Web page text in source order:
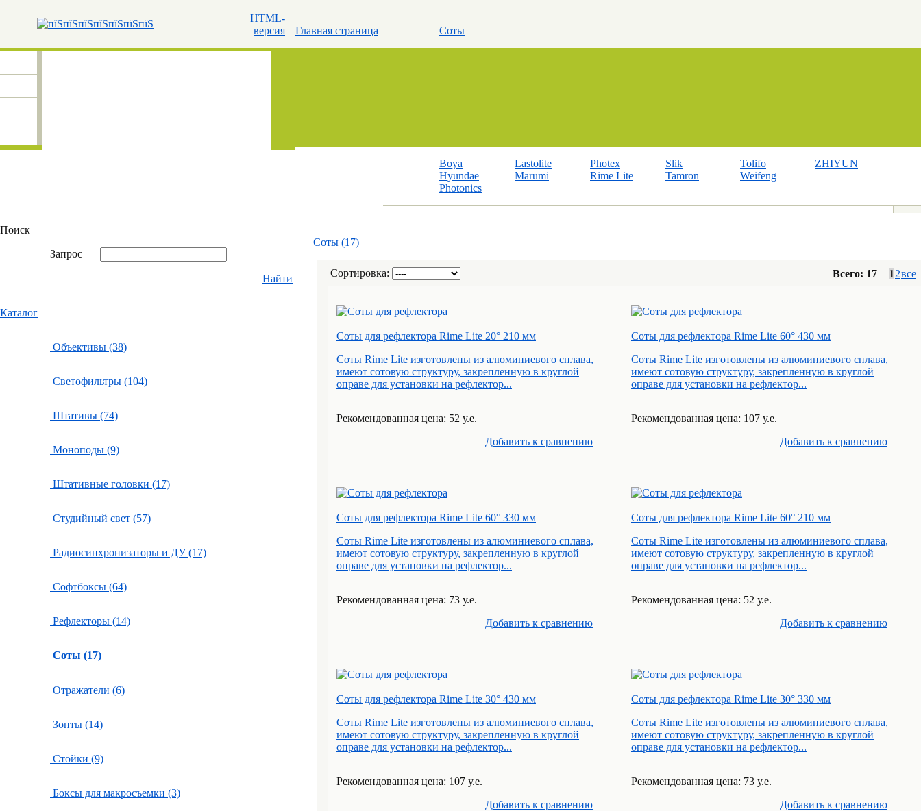
HTML-
версия
Главная страница Соты
Boya
Hyundae
Photonics
Lastolite
Marumi
Photex
Rime Lite
Slik
Tamron
Tolifo
Weifeng
ZHIYUN
Поиск
Запрос
Найти
Каталог
Объективы (38)
Светофильтры (104)
Штативы (74)
Моноподы (9)
Штативные головки (17)
Студийный свет (57)
Радиосинхронизаторы и ДУ (17)
Софтбоксы (64)
Рефлекторы (14)
Соты (17)
Отражатели (6)
Зонты (14)
Стойки (9)
Боксы для макросъемки (3)
Соты (17)
Сортировка: Всего: 17 1 2все
Соты для рефлектора Rime Lite 20° 210 мм
Соты Rime Lite изготовлены из алюминиевого сплава,
имеют сотовую структуру, закрепленную в круглой
оправе для установки на рефлектор...
Рекомендованная цена: 52 у.е.
Добавить к cравнению
Соты для рефлектора Rime Lite 60° 430 мм
Соты Rime Lite изготовлены из алюминиевого сплава,
имеют сотовую структуру, закрепленную в круглой
оправе для установки на рефлектор...
Рекомендованная цена: 107 у.е.
Добавить к cравнению
Соты для рефлектора Rime Lite 60° 330 мм
Соты Rime Lite изготовлены из алюминиевого сплава,
имеют сотовую структуру, закрепленную в круглой
оправе для установки на рефлектор...
Рекомендованная цена: 73 у.е.
Добавить к cравнению
Соты для рефлектора Rime Lite 60° 210 мм
Соты Rime Lite изготовлены из алюминиевого сплава,
имеют сотовую структуру, закрепленную в круглой
оправе для установки на рефлектор...
Рекомендованная цена: 52 у.е.
Добавить к cравнению
Соты для рефлектора Rime Lite 30° 430 мм
Соты Rime Lite изготовлены из алюминиевого сплава,
имеют сотовую структуру, закрепленную в круглой
оправе для установки на рефлектор...
Рекомендованная цена: 107 у.е.
Добавить к cравнению
Соты для рефлектора Rime Lite 30° 330 мм
Соты Rime Lite изготовлены из алюминиевого сплава,
имеют сотовую структуру, закрепленную в круглой
оправе для установки на рефлектор...
Рекомендованная цена: 73 у.е.
Добавить к cравнению